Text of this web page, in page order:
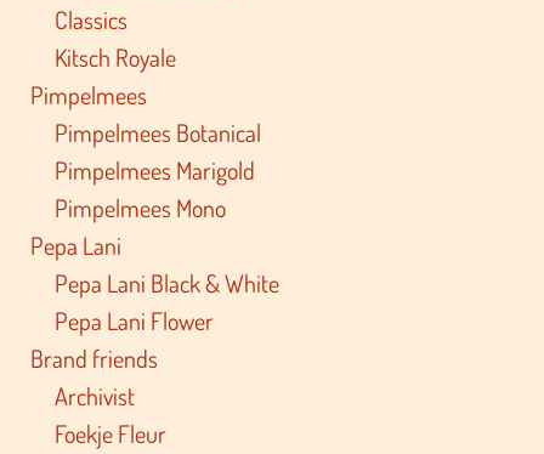
Classics
Kitsch Royale
Pimpelmees
Pimpelmees Botanical
Pimpelmees Marigold
Pimpelmees Mono
Pepa Lani
Pepa Lani Black & White
Pepa Lani Flower
Brand friends
Archivist
Foekje Fleur